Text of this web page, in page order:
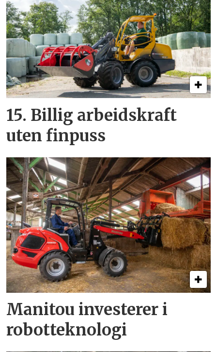
15. Billig arbeidskraft
uten finpuss
Manitou investerer i
robotteknologi